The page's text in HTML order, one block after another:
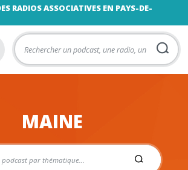
RADIOS ASSOCIATIVES EN PAYS-DE-
MAINE